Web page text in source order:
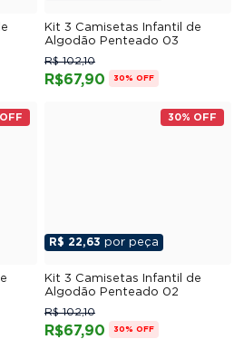
Kit 3 Camisetas Infantil de
Algodão Penteado 03
R$67,90
R$ 102,10
30% OFF
30% OFF
R$ 22,63 por peça
Kit 3 Camisetas Infantil de
Algodão Penteado 02
R$67,90
R$ 102,10
30% OFF